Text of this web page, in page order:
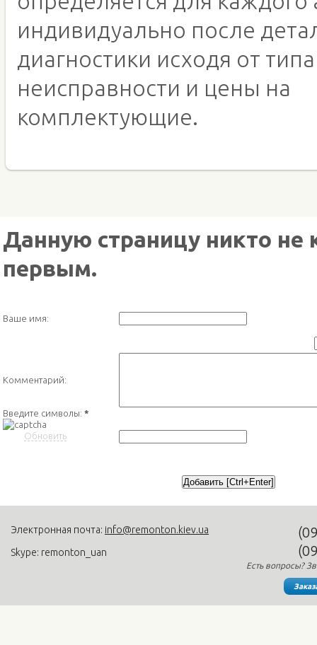
индивидуально после
диагностики исходя от типа
неисправности и цены на
комплектующие.
Данную страницу никто
первым.
Ваше имя:
Комментарий:
Введите символы: *
Обновить
Электронная почта: info@remonton.kiev.ua
Skype: remonton_uan
Есть вопросы?